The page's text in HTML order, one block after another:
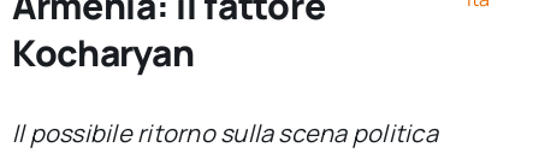
Ricerca e divulgazione
Sezioni
Kocharyan
Il possibile ritorno sulla scena politica